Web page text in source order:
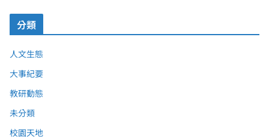
分類
人文生態
大事紀要
教研動態
未分類
校園天地